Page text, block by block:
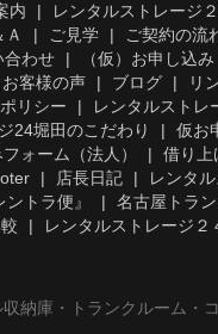
内
レンタルストレージ
Ａ
ご見学 ご契約の流
合わせ （仮）お申し込み
お客様の声 ブログ リ
リシー
レンタルストレ
24堀田のこだわり
仮お
ォーム（法人）
借り上
店長日記
レンタ
トラ便』
名古屋トラ
レンタルストレージ２
納庫・トランクルーム